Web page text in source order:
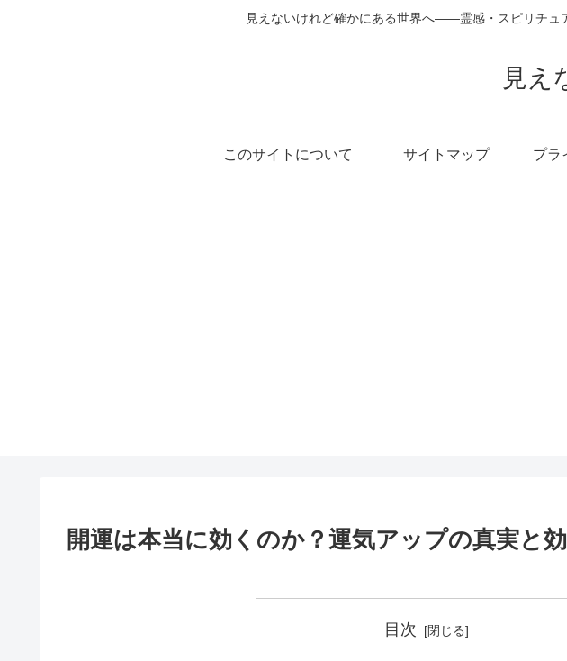
見えないけれど確かにある世界へ――霊感・スピリチュ
見え
このサイトについて サイトマップ プラ
開運は本当に効くのか？運気アップの真実と
目次